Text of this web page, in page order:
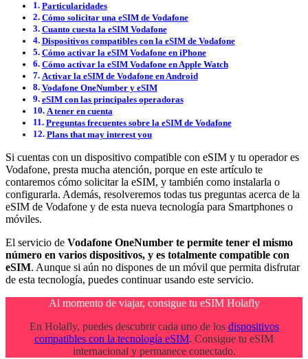
Particularidades
Cómo solicitar una eSIM de Vodafone
Cuanto cuesta la eSIM Vodafone
Dispositivos compatibles con la eSIM de Vodafone
Cómo activar la eSIM Vodafone en iPhone
Cómo activar la eSIM Vodafone en Apple Watch
Activar la eSIM de Vodafone en Android
Vodafone OneNumber y eSIM
eSIM con las principales operadoras
A tener en cuenta
Preguntas frecuentes sobre la eSIM de Vodafone
Plans that may interest you
Si cuentas con un dispositivo compatible con eSIM y tu operador es
Vodafone, presta mucha atención, porque en este artículo te
contaremos cómo solicitar la eSIM, y también como instalarla o
configurarla. Además, resolveremos todas tus preguntas acerca de la
eSIM de Vodafone y de esta nueva tecnología para Smartphones o
móviles.
El servicio de Vodafone OneNumber te permite tener el mismo
número en varios dispositivos, y es totalmente compatible con
eSIM. Aunque si aún no dispones de un móvil que permita disfrutar
de esta tecnología, puedes continuar usando este servicio.
Al momento de viajar, consigue tu eSIM Holafly
En Holafly, puedes descubrir cada uno de los dispositivos
compatibles con la tecnología eSIM. Consigue tu eSIM
internacional y permanece conectado.